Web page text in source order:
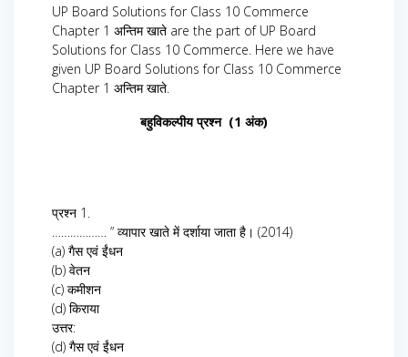
UP Board Solutions for Class 10 Commerce
Chapter 1 अन्तिम खाते are the part of UP Board
Solutions for Class 10 Commerce. Here we have
given UP Board Solutions for Class 10 Commerce
Chapter 1 अन्तिम खाते.
बहुविकल्पीय प्रश्न (1 अंक)
प्रश्न 1.
……………… ” व्यापार खाते में दर्शाया जाता है। (2014)
(a) गैस एवं ईंधन
(b) वेतन
(c) कमीशन
(d) किराया
उत्तर:
(d) गैस एवं ईंधन